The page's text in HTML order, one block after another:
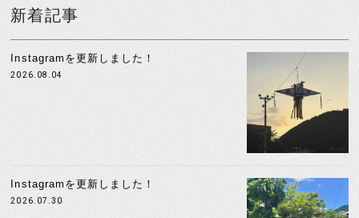
新着記事
Instagramを更新しました！
2026.08.04
Instagramを更新しました！
2026.07.30